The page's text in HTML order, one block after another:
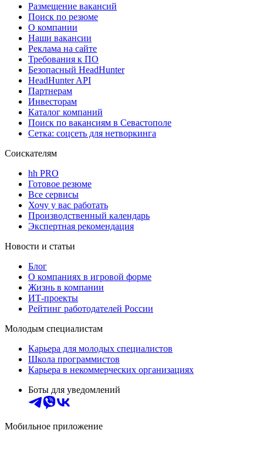
Размещение вакансий
Поиск по резюме
О компании
Наши вакансии
Реклама на сайте
Требования к ПО
Безопасный HeadHunter
HeadHunter API
Партнерам
Инвесторам
Каталог компаний
Поиск по вакансиям в Севастополе
Сетка: соцсеть для нетворкинга
Соискателям
hh PRO
Готовое резюме
Все сервисы
Хочу у вас работать
Производственный календарь
Экспертная рекомендация
Новости и статьи
Блог
О компаниях в игровой форме
Жизнь в компании
ИТ-проекты
Рейтинг работодателей России
Молодым специалистам
Карьера для молодых специалистов
Школа программистов
Карьера в некоммерческих организациях
Боты для уведомлений
Мобильное приложение